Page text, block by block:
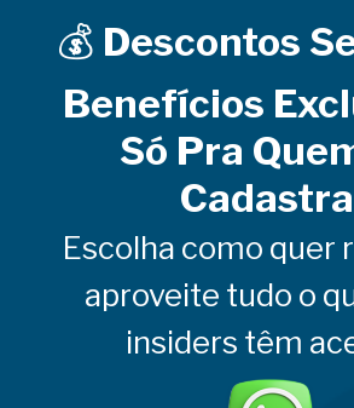
💰 Descontos
Benefícios
Só Pra
Escolha como quer
aproveite tudo o
insiders têm